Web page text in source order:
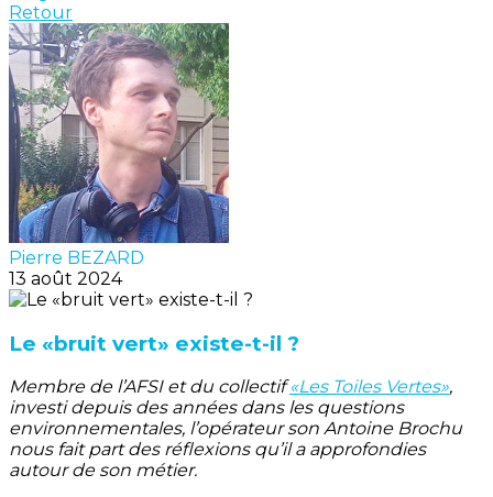
Retour
Pierre BEZARD
13 août 2024
Le «bruit vert» existe-t-il ?
Membre de l’AFSI et du collectif«Les Toiles Vertes»,
investi depuis des années dans les questions
environnementales, l’opérateur son Antoine Brochu
nous fait part des réflexions qu’il a approfondies
autour de son métier.